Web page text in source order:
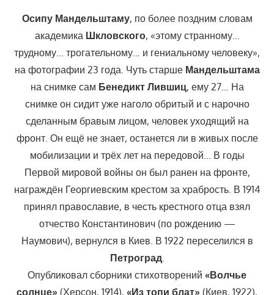
Осипу Мандельштаму, по более поздним словам
академика Шкловского, «этому странному…
трудному… трогательному… и гениальному человеку»,
на фотографии 23 года. Чуть старше Мандельштама
на снимке сам Бенедикт Лившиц, ему 27… На
снимке он сидит уже наголо обритый и с нарочно
сделанным бравым лицом, человек уходящий на
фронт. Он ещё не знает, останется ли в живых после
мобилизации и трёх лет на передовой… В годы
Первой мировой войны он был ранен на фронте,
награждён Георгиевским крестом за храбрость. В 1914
принял православие, в честь крестного отца взял
отчество Константинович (по рождению —
Наумович), вернулся в Киев. В 1922 переселился в
Петроград.
Опубликовал сборники стихотворений «Волчье
солнце» (Херсон, 1914), «Из топи блат» (Киев, 1922),